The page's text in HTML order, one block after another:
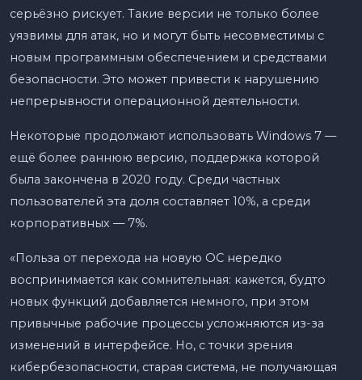
серьёзно рискует. Такие версии не только более
уязвимы для атак, но и могут быть несовместимы с
новым программным обеспечением и средствами
безопасности. Это может привести к нарушению
непрерывности операционной деятельности.
Некоторые продолжают использовать Windows 7 —
ещё более раннюю версию, поддержка которой
была закончена в 2020 году. Среди частных
пользователей эта доля составляет 10%, а среди
корпоративных — 7%.
«Польза от перехода на новую ОС нередко
воспринимается как сомнительная: кажется, будто
новых функций добавляется немного, при этом
привычные рабочие процессы усложняются из-за
изменений в интерфейсе. Но, с точки зрения
кибербезопасности, старая система, не получающая